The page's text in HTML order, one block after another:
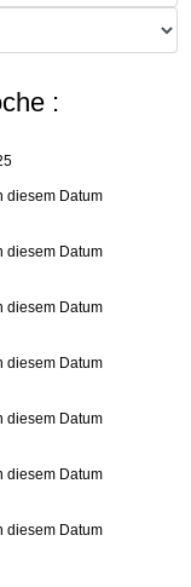
:
diesem Datum
diesem Datum
diesem Datum
diesem Datum
diesem Datum
diesem Datum
diesem Datum